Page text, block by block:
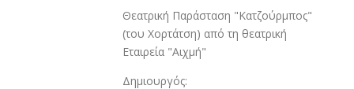
Θεατρική Παράσταση "Κατζούρμπος"
(του Χορτάτση) από τη θεατρική
Εταιρεία "Αιχμή"
Δημιουργός: